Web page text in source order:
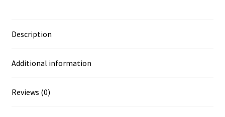
Description
Additional information
Reviews (0)